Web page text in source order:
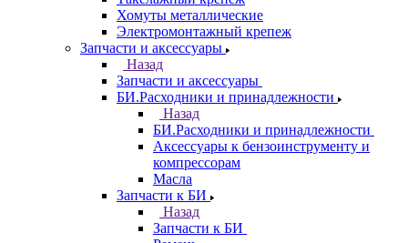
Хомуты металлические
Электромонтажный крепеж
Запчасти и аксессуары
Назад
Запчасти и аксессуары
БИ.Расходники и принадлежности
Назад
БИ.Расходники и принадлежности
Аксессуары к бензоинструменту и
компрессорам
Масла
Запчасти к БИ
Назад
Запчасти к БИ